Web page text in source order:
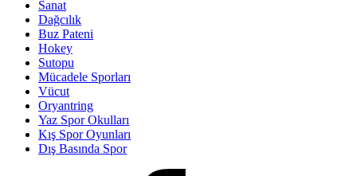
Sanat
Dağcılık
Buz Pateni
Hokey
Sutopu
Mücadele Sporları
Vücut
Oryantring
Yaz Spor Okulları
Kış Spor Oyunları
Dış Basında Spor